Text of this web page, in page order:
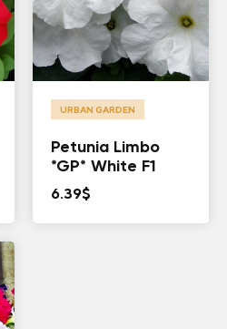
URBAN GARDEN
Petunia Limbo
*GP* White F1
6.39$